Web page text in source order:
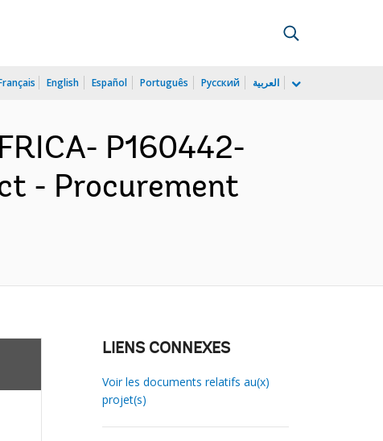
English Español Português Русский العربية
P160442-
- Procurement
LIENS CONNEXES
Voir les documents relatifs au(x)
projet(s)